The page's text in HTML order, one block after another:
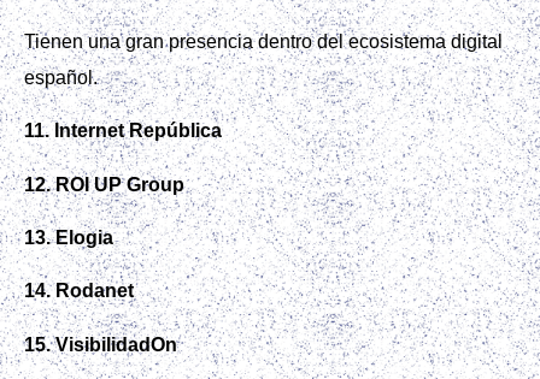
Tienen una gran presencia dentro del ecosistema digital
español.
11. Internet República
12. ROI UP Group
13. Elogia
14. Rodanet
15. VisibilidadOn